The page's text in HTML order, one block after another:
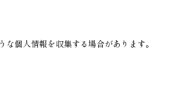
個人情報を収集する場合があります。